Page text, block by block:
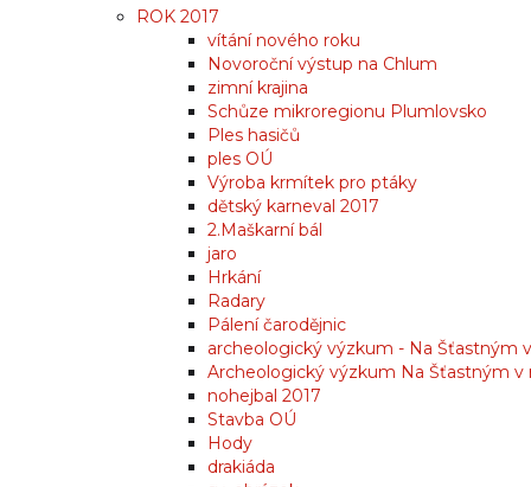
ROK 2017
vítání nového roku
Novoroční výstup na Chlum
zimní krajina
Schůze mikroregionu Plumlovsko
Ples hasičů
ples OÚ
Výroba krmítek pro ptáky
dětský karneval 2017
2.Maškarní bál
jaro
Hrkání
Radary
Pálení čarodějnic
archeologický výzkum - Na Šťastným v
Archeologický výzkum Na Šťastným v
nohejbal 2017
Stavba OÚ
Hody
drakiáda